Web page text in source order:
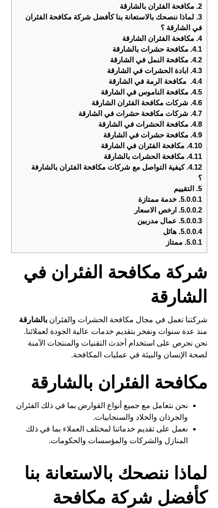
2. مكافحة الفئران بالشارقة
3. لماذا ننصحك بالاستعانة بنا كأفضل شركة مكافحة الفئران
في الشارقة ؟
4. مكافحة الفئران الشارقة
4.1. مكافحة حشرات بالشارقة
4.2. مكافحة النمل في الشارقة
4.3.
ابادة الحشرات في الشارقة
4.4.
مكافحة الرمة في الشارقة
4.5. مكافحة الناموس في الشارقة
4.6. شركات مكافحة الفئران الشارقة
4.7. شركات مكافحة حشرات في الشارقة
4.8. مكافحة الحشرات في الشارقة
4.9. مكافحة حشرات في الشارقة
4.10. مكافحة الفئران في الشارقة
4.11. مكافحة الحشرات بالشارقة
4.12. كيفية التواصل مع شركات مكافحة الفئران بالشارفة
؟
5.
التقييم
5.0.0.1. خدمة ممتازة
5.0.0.2.
ارخص الاسعار
5.0.0.3. عمال مدربين
5.0.0.4. هائل
5.0.1. ممتاز
شركة مكافحة الفئران في
الشارقة
شركتنا تعمل في مجال مكافحة الحشرات والفئرانبالشارقة
منذ عدة سنوات ونفخر بتقديم خدمات عالية الجودة لعملائنا.
نحن نحرص على استخدام أحدث التقنيات والمنتجات الآمنة
لصحة الإنسان والبيئة في عمليات المكافحة.
مكافحة الفئران بالشارقة
نحن نتعامل مع جميع أنواع القوارض بما في ذلك الفئران
والجرذان والخلاد والسنجابيات.
نعمل على تقديم خدماتنا لمختلف العملاء بما في ذلك
المنازل والشركات والمؤسسات والحكومات.
لماذا ننصحك بالاستعانة بنا
كأفضل شركة مكافحة